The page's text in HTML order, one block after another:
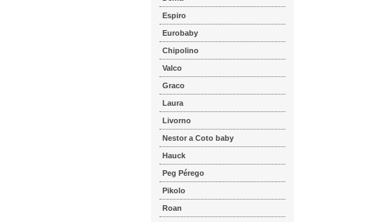
Espiro
Eurobaby
Chipolino
Valco
Graco
Laura
Livorno
Nestor a Coto baby
Hauck
Peg Pérego
Pikolo
Roan